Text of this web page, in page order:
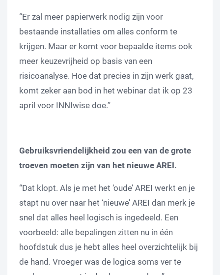
“Er zal meer papierwerk nodig zijn voor
bestaande installaties om alles conform te
krijgen. Maar er komt voor bepaalde items ook
meer keuzevrijheid op basis van een
risicoanalyse. Hoe dat precies in zijn werk gaat,
komt zeker aan bod in het webinar dat ik op 23
april voor INNIwise doe.”
Gebruiksvriendelijkheid zou een van de grote
troeven moeten zijn van het nieuwe AREI.
“Dat klopt. Als je met het ‘oude’ AREI werkt en je
stapt nu over naar het ‘nieuwe’ AREI dan merk je
snel dat alles heel logisch is ingedeeld. Een
voorbeeld: alle bepalingen zitten nu in één
hoofdstuk dus je hebt alles heel overzichtelijk bij
de hand. Vroeger was de logica soms ver te